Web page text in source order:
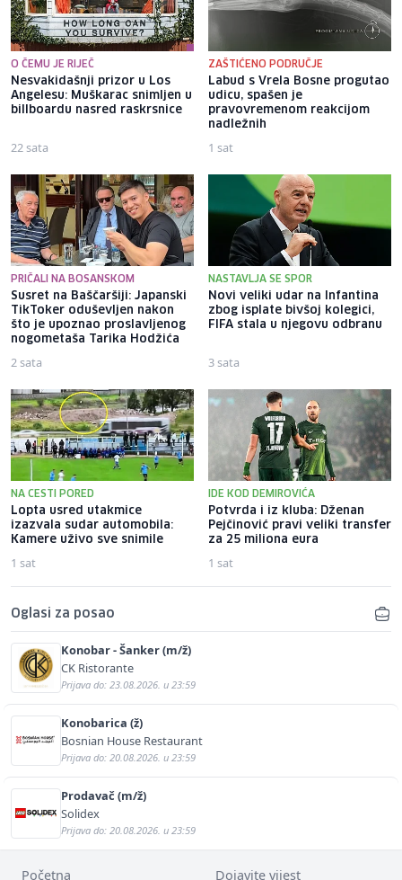
O ČEMU JE RIJEČ
Nesvakidašnji prizor u Los
Angelesu: Muškarac snimljen u
billboardu nasred raskrsnice
22 sata
ZAŠTIĆENO PODRUČJE
Labud s Vrela Bosne progutao
udicu, spašen je
pravovremenom reakcijom
nadležnih
1 sat
PRIČALI NA BOSANSKOM
Susret na Baščaršiji: Japanski
TikToker oduševljen nakon
što je upoznao proslavljenog
nogometaša Tarika Hodžića
2 sata
NASTAVLJA SE SPOR
Novi veliki udar na Infantina
zbog isplate bivšoj kolegici,
FIFA stala u njegovu odbranu
3 sata
NA CESTI PORED
Lopta usred utakmice
izazvala sudar automobila:
Kamere uživo sve snimile
1 sat
IDE KOD DEMIROVIĆA
Potvrda i iz kluba: Dženan
Pejčinović pravi veliki transfer
za 25 miliona eura
1 sat
Oglasi za posao
Konobar - Šanker (m/ž)
CK Ristorante
Prijava do: 23.08.2026. u 23:59
Konobarica (ž)
Bosnian House Restaurant
Prijava do: 20.08.2026. u 23:59
Prodavač (m/ž)
Solidex
Prijava do: 20.08.2026. u 23:59
Početna Dojavite vijest